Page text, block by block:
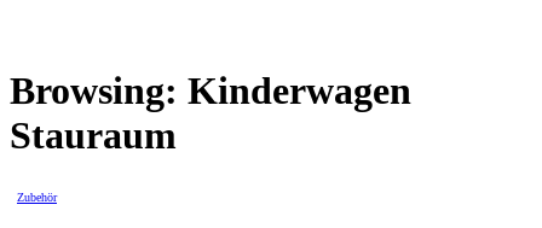
Browsing: Kinderwagen
Stauraum
Zubehör